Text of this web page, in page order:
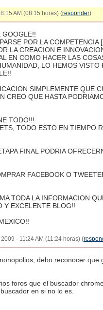
AM (08:15 horas) (responder)
GOOGLE!!
POR LA COMPETENCIA
LA CREACION E
EN COMO HACER LAS
LO HEMOS VISTO
SIMPLEMENTE QUE
CREO QUE HASTA
TODO!!!
TODO ESTO EN TIEMPO
FINAL PODRIA
FACEBOOK O
TODA LA INFORMACION
Y EXCELENTE BLOG!!
- 11:24 AM (11:24 horas) (
debo reconocer que
foros que el buscador
en si no lo es.